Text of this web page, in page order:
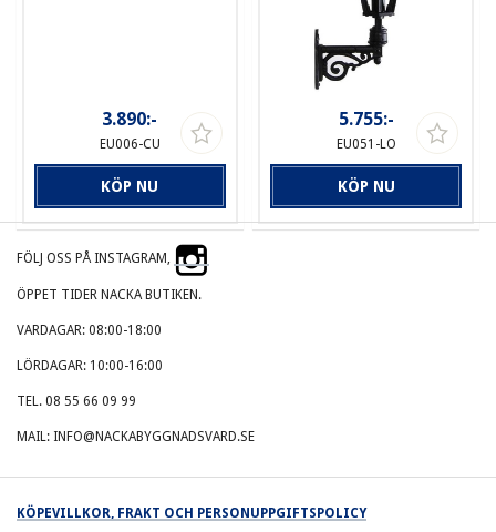
3.890:-
EU006-CU
KÖP NU
5.755:-
EU051-LO
KÖP NU
FÖLJ OSS PÅ INSTAGRAM,
ÖPPET TIDER NACKA BUTIKEN.
VARDAGAR: 08:00-18:00
LÖRDAGAR: 10:00-16:00
TEL. 08 55 66 09 99
MAIL: INFO@NACKABYGGNADSVARD.SE
KÖPEVILLKOR, FRAKT OCH PERSONUPPGIFTSPOLICY